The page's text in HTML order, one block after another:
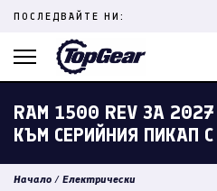
Skip
content
ПОСЛЕДВАЙТЕ НИ:
RAM 1500 REV ЗА
КЪМ СЕРИЙНИЯ ПИКАП
Начало / Електрически